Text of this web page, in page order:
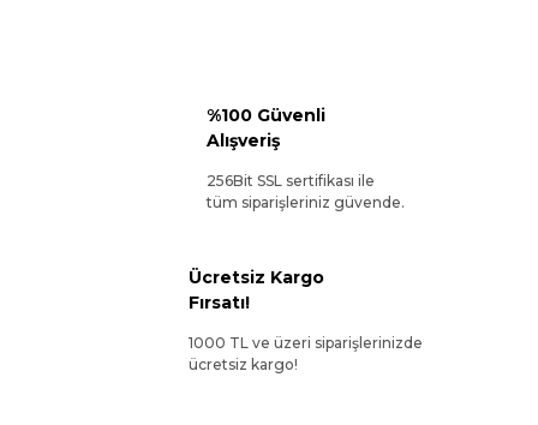
%100 Güvenli
Alışveriş
256Bit SSL sertifikası ile
tüm siparişleriniz güvende.
Ücretsiz Kargo
Fırsatı!
1000 TL ve üzeri siparişlerinizde
ücretsiz kargo!